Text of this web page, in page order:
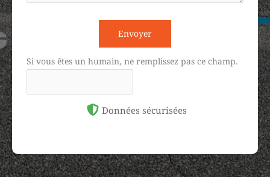
Envoyer
Si vous êtes un humain, ne remplissez pas ce champ.
Données sécurisées